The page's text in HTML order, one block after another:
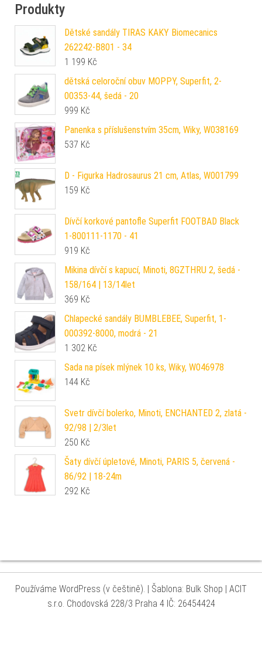
Produkty
Dětské sandály TIRAS KAKY Biomecanics
262242-B801 - 34
1 199 Kč
dětská celoroční obuv MOPPY, Superfit, 2-
00353-44, šedá - 20
999 Kč
Panenka s příslušenstvím 35cm, Wiky, W038169
537 Kč
D - Figurka Hadrosaurus 21 cm, Atlas, W001799
159 Kč
Dívčí korkové pantofle Superfit FOOTBAD Black
1-800111-1170 - 41
919 Kč
Mikina dívčí s kapucí, Minoti, 8GZTHRU 2, šedá -
158/164 | 13/14let
369 Kč
Chlapecké sandály BUMBLEBEE, Superfit, 1-
000392-8000, modrá - 21
1 302 Kč
Sada na písek mlýnek 10 ks, Wiky, W046978
144 Kč
Svetr dívčí bolerko, Minoti, ENCHANTED 2, zlatá -
92/98 | 2/3let
250 Kč
Šaty dívčí úpletové, Minoti, PARIS 5, červená -
86/92 | 18-24m
292 Kč
Používáme WordPress (v češtině). | Šablona: Bulk Shop | ACIT
s.r.o. Chodovská 228/3 Praha 4 IČ: 26454424